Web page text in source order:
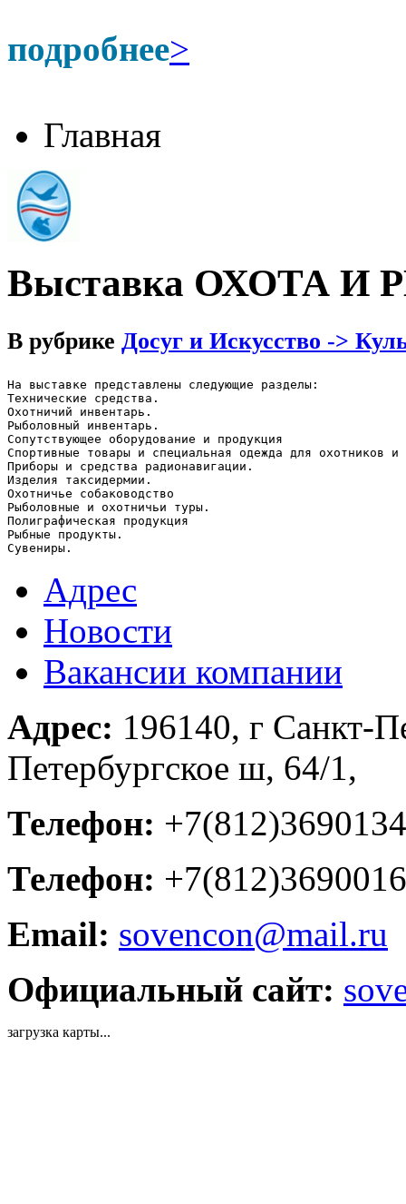
подробнее>
Главная
Выставка ОХОТА
В рубрике Досуг и Искусство ->
На выставке представлены следующие разделы:
Технические средства.
Охотничий инвентарь.
Рыболовный инвентарь.
Сопутствующее оборудование и продукция
Спортивные товары и специальная одежда для охотников
Приборы и средства радионавигации.
Изделия таксидермии.
Охотничье собаководство
Рыболовные и охотничьи туры.
Полиграфическая продукция
Рыбные продукты.
Сувениры.
Адрес
Новости
Вакансии компании
Адрес: 196140, г Санкт-
Петербургское ш, 64/1,
Телефон: +7(812)3690134
Телефон: +7(812)3690016
Email: sovencon@mail.ru
Официальный сайт:
загрузка карты...